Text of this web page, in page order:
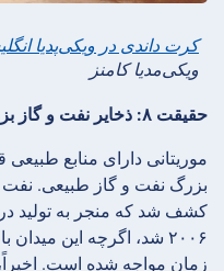
کرت داندی در ویکی‌پدیا
ویکی‌مدیا کامنز
حقیقت ۸: ذخایر نفت و گاز بزرگ در موریتانی کشف شده
موریتانی دارای منابع
کشف شد که منجر به تولید
۲۰۰۶ شد، اگرچه این
زمان مواجه شده است.